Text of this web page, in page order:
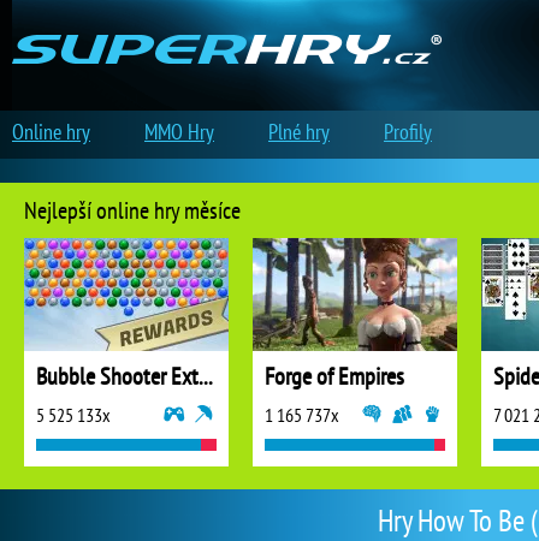
Hry How To
Nejlepší online hry měsíce
Bubble Shooter Extreme
5 525 133x
Forge of Empires
1 165 737x 7 021
Online hry MMO Hry Plné hry Profily